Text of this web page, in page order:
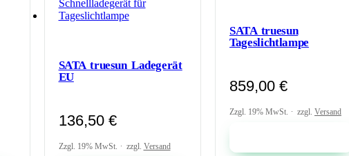
SATA truesun Ladegerät
EU
136,50 €
Zzgl. 19% MwSt. zzgl. Versand
SATA truesun
Tageslichtlampe
859,00 €
Zzgl. 19% MwSt. zzgl. Versand